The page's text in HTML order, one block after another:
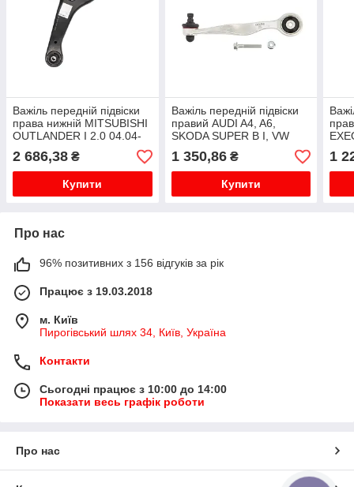
Важіль передній підвіски
права нижній MITSUBISHI
OUTLANDER I 2.0 04.04-
10.06
2 686,38 ₴
Купити
Важіль передній підвіски
правий AUDI A4, A6,
SKODA SUPER B I, VW
PASSAT 94-
1 350,86₴
Купити
1
Про нас
96% позитивних з 156 відгуків за рік
Працює з 19.03.2018
м. Київ
Пирогівський шлях 34, Київ, Україна
Контакти
Сьогодні працює з 10:00 до 14:00
Показати весь графік роботи
Про нас